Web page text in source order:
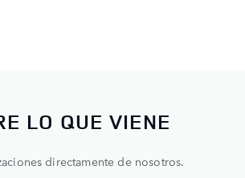
LO QUE VIENE
directamente de nosotros.